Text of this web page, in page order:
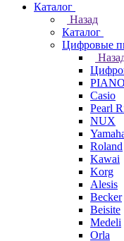
Каталог
Назад
Каталог
Цифровые
Casio
Pearl
NUX
Roland
Kawai
Korg
Alesis
Becker
Beisite
Medeli
Orla